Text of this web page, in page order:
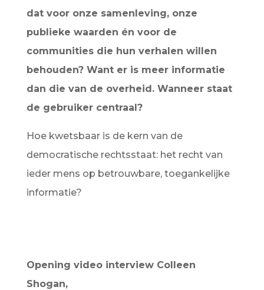
dat voor onze samenleving, onze
publieke waarden én voor de
communities die hun verhalen willen
behouden? Want er is meer informatie
dan die van de overheid. Wanneer staat
de gebruiker centraal?
Hoe kwetsbaar is de kern van de
democratische rechtsstaat: het recht van
ieder mens op betrouwbare, toegankelijke
informatie?
Opening video interview Colleen
Shogan,